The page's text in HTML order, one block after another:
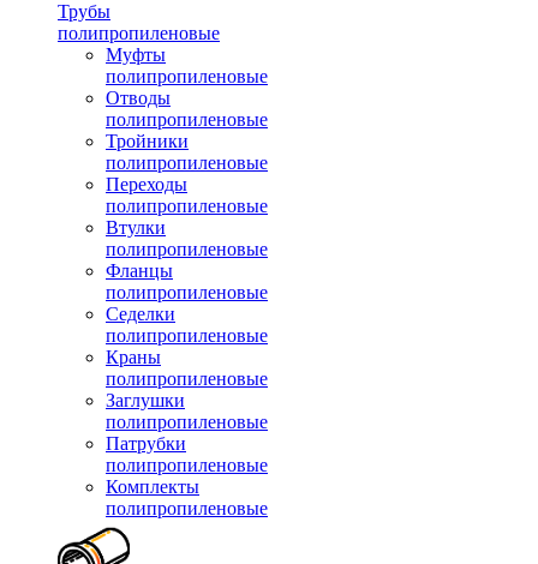
Трубы
полипропиленовые
Муфты
полипропиленовые
Отводы
полипропиленовые
Тройники
полипропиленовые
Переходы
полипропиленовые
Втулки
полипропиленовые
Фланцы
полипропиленовые
Седелки
полипропиленовые
Краны
полипропиленовые
Заглушки
полипропиленовые
Патрубки
полипропиленовые
Комплекты
полипропиленовые